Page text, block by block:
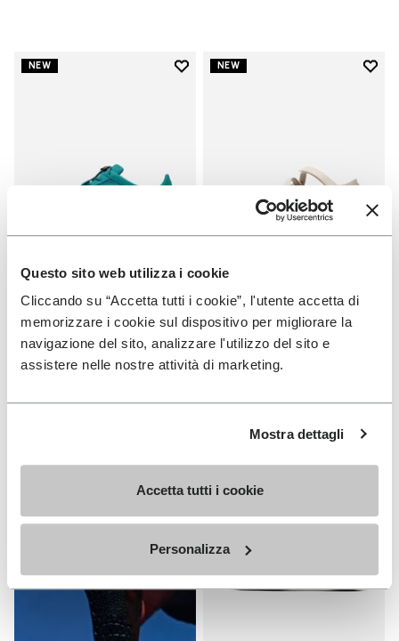
Questo sito web utilizza i cookie
Cliccando su “Accetta tutti i cookie”, l'utente accetta di
memorizzare i cookie sul dispositivo per migliorare la
navigazione del sito, analizzare l'utilizzo del sito e
assistere nelle nostre attività di marketing.
Mostra dettagli
Accetta tutti i cookie
Personalizza
NEW
Add to wishlist
FIVEFINGERS メンズ
KSO EVO メンズ
NEW
Add
FIVEFINGERS レディース
V-Soul Foot Map
Add